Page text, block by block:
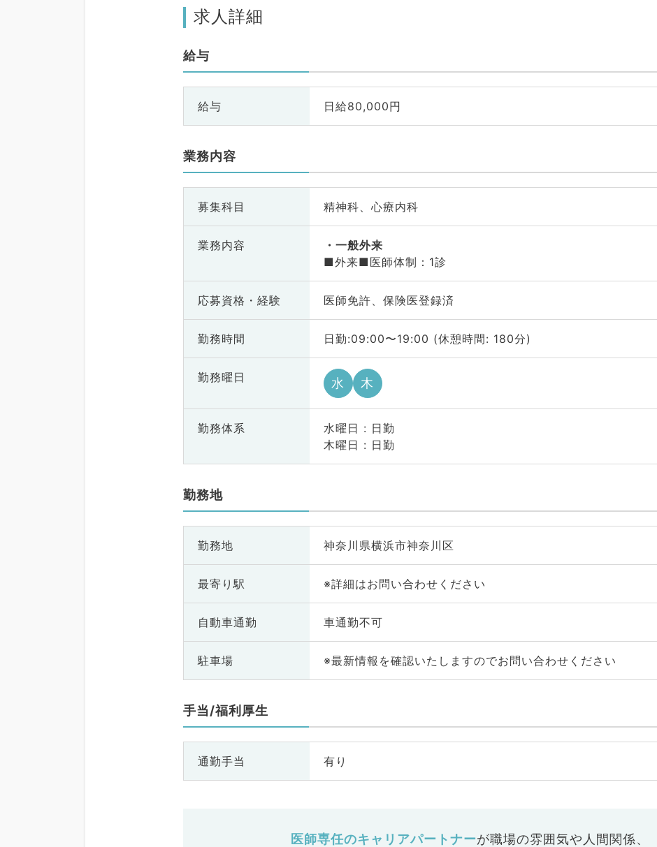
求人詳細
給与
給与 日給80,000円
業務内容
募集科目 精神科、心療内科
業務内容
一般外来
■外来■医師体制：1診
応募資格・ 経験 医師免許、保険医登録済
勤務時間 日勤:09:00〜19:00 (休憩時間: 180分)
勤務曜日 水 木
勤務体系
水曜日 : 日勤
木曜日 : 日勤
勤務地
勤務地 神奈川県横浜市神奈川区
最寄り駅 ※詳細はお問い合わせください
自動車通勤 車通勤不可
駐車場 ※最新情報を確認いたしますのでお問い合わせください
手当/福利厚生
通勤手当 有り
医師専任のキャリアパートナーが職場の雰囲気や人間関係、